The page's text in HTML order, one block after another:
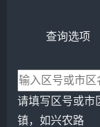
查询选项
请填写区号或市
镇，如兴农路